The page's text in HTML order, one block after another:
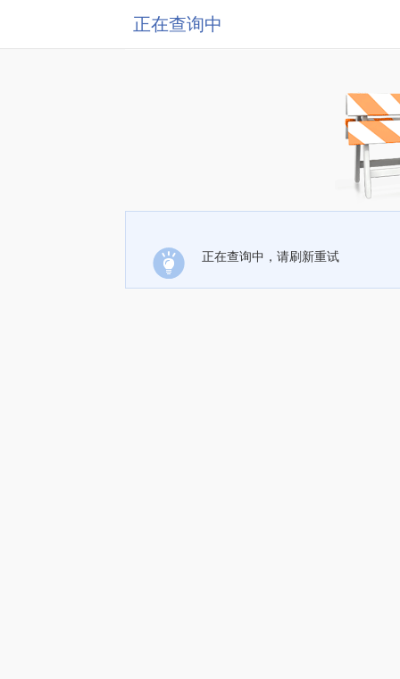
正在查询中
正在查询中，请刷新重试